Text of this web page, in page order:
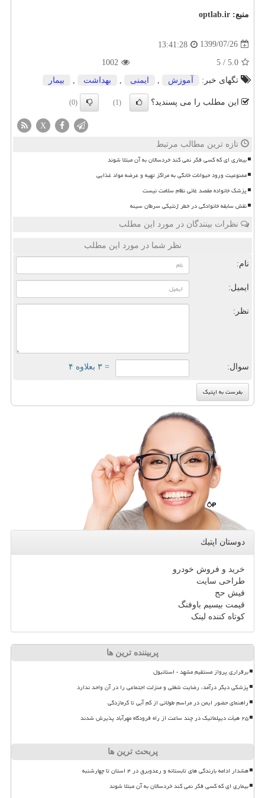
منبع: optlab.ir
1399/07/26
13:41:28
5.0
/
5
1002
تگهای خبر:
آموزش ایمنی بهداشت بیمار
این مطلب را می پسندید؟ (1)
(0)
X
تازه ترین مطالب مرتبط
بیماری ای که کسی فکر نمی کند خردسالان به آن مبتلا شوند
ممنوعیت ورود حیوانات خانگی به مراکز تهیه و عرضه مواد غذایی
پزشک خانواده مقصد غائی نظام سلامت نیست
نقش سابقه خانوادگی در خطر ژنتیکی سرطان سینه
نظرات بینندگان در مورد این مطلب
نظر شما در مورد این مطلب
نام:
ایمیل:
نظر:
سوال: = ۳ بعلاوه ۴
دوستان اپتیك
خرید و فروش خودرو
طراحی سایت
فیش حج
قیمت بیسیم باوفنگ
کوتاه کننده لینک
پربیننده ترین ها
برقراری پرواز مستقیم مشهد - استانبول
پزشکی دیگر درآمد، رضایت شغلی و منزلت اجتماعی را در آن واحد ندارد
راهنمای حضور ایمن در مراسم طولانی از کم آبی تا گرمازدگی
۲۵ هیأت دیپلماتیک در چند ساعت از راه فرودگاه مهرآباد پذیرش شدند
پربحث ترین ها
هشدار ادامه بارندگی های تابستانه و رعدوبرق در ۴ استان تا چهارشنبه
بیماری ای که کسی فکر نمی کند خردسالان به آن مبتلا شوند